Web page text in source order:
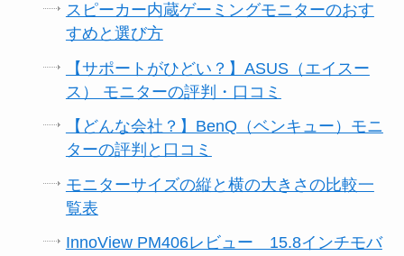
スピーカー内蔵ゲーミングモニターのおす
すめと選び方
【サポートがひどい？】ASUS（エイスー
ス） モニターの評判・口コミ
【どんな会社？】BenQ（ベンキュー）モニ
ターの評判と口コミ
モニターサイズの縦と横の大きさの比較一
覧表
InnoView PM406レビュー 15.8インチモバ